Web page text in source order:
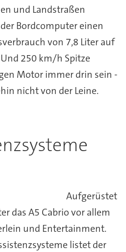
und Landstraßen
Bordcomputer einen
von 7,8 Liter auf
250 km/h Spitze
Motor immer drin sein -
nicht von der Leine.
Aufgerüstet
das A5 Cabrio vor allem
und Entertainment.
listet der